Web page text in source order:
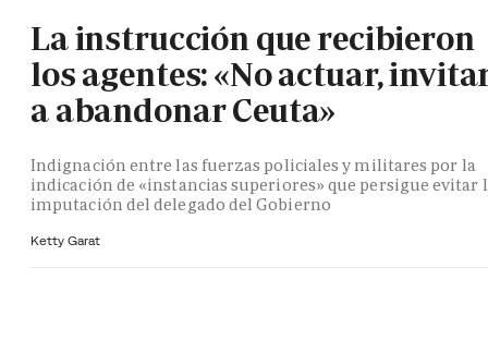
La instrucción que recibieron
los agentes: «No actuar,
a abandonar Ceuta»
Indignación entre las fuerzas policiales y militares por la
indicación de «instancias superiores» que persigue evitar
imputación del delegado del Gobierno
Ketty Garat